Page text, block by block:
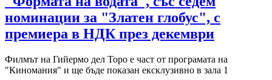
номинации за "Златен глобус", с
премиера в НДК през декември
Филмът на Гийермо дел Торо е част от програмата на
"Киномания" и ще бъде показан ексклузивно в зала 1